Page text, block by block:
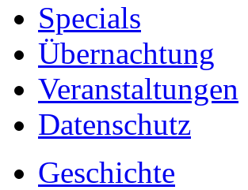
Specials
Übernachtung
Veranstaltungen
Datenschutz
Geschichte